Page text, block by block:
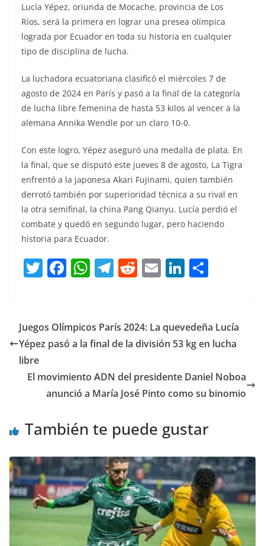
Lucía Yépez, oriunda de Mocache, provincia de Los
Ríos, será la primera en lograr una presea olímpica
lograda por Ecuador en toda su historia en cualquier
tipo de disciplina de lucha.
La luchadora ecuatoriana clasificó el miércoles 7 de
agosto de 2024 en París y pasó a la final de la categoría
de lucha libre femenina de hasta 53 kilos al vencer a la
alemana Annika Wendle por un claro 10-0.
Con este logro, Yépez aseguró una medalla de plata. En
la final, que se disputó este jueves 8 de agosto, La Tigra
enfrentó a la japonesa Akari Fujinami, quien también
derrotó también por superioridad técnica a su rival en
la otra semifinal, la china Pang Qianyu. Lucía perdió el
combate y quedó en segundo lugar, pero haciendo
historia para Ecuador.
T
er
F
e
b
o
k
W
s
A
p
T
gr
a
R
di
t
E
l
Li
e
dI
p
ar
Juegos Olímpicos París 2024: La quevedeña Lucía
Yépez pasó a la final de la división 53 kg en lucha
libre
El movimiento ADN del presidente Daniel Noboa
anunció a María José Pinto como su binomio
También te puede gustar